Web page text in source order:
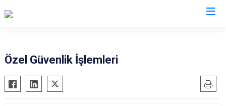
Özel Güvenlik İşlemleri